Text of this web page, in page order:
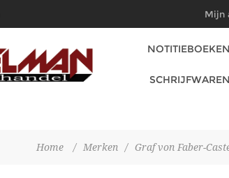
Mijn
Home / Merken / Graf von Faber-